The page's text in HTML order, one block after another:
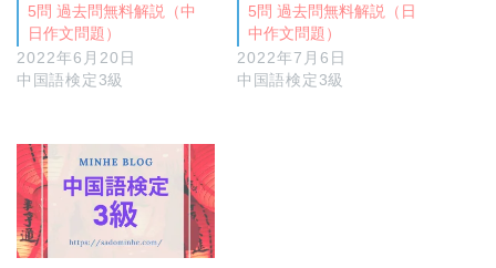
5問 過去問無料解説（中
日作文問題）
2022年6月20日
中国語検定3級
5問 過去問無料解説（日
中作文問題）
2022年7月6日
中国語検定3級